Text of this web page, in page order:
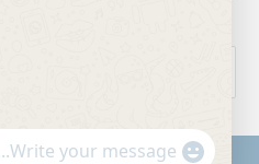
a
"+chaty_settings.lang.emoji_picker+"